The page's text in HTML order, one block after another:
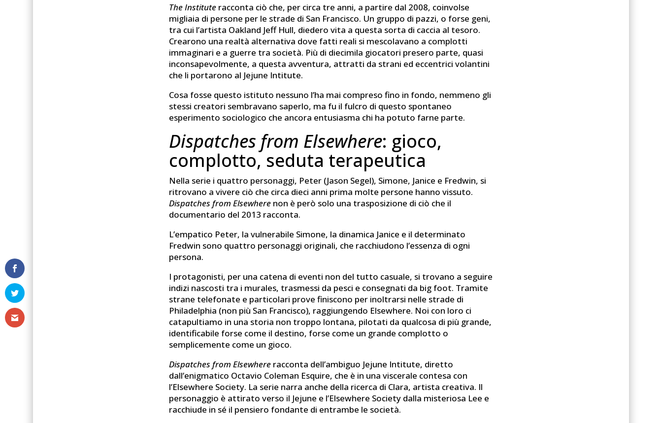
The Institute racconta ciò che, per circa tre anni, a partire dal 2008, coinvolse
migliaia di persone per le strade di San Francisco. Un gruppo di pazzi, o forse geni,
tra cui l’artista Oakland Jeff Hull, diedero vita a questa sorta di caccia al tesoro.
Crearono una realtà alternativa dove fatti reali si mescolavano a complotti
immaginari e a guerre tra società. Più di diecimila giocatori presero parte, quasi
inconsapevolmente, a questa avventura, attratti da strani ed eccentrici volantini
che li portarono al Jejune Intitute.
Cosa fosse questo istituto nessuno l’ha mai compreso fino in fondo, nemmeno gli
stessi creatori sembravano saperlo, ma fu il fulcro di questo spontaneo
esperimento sociologico che ancora entusiasma chi ha potuto farne parte.
Dispatches from Elsewhere: gioco,
complotto, seduta terapeutica
Nella serie i quattro personaggi, Peter (Jason Segel), Simone, Janice e Fredwin, si
ritrovano a vivere ciò che circa dieci anni prima molte persone hanno vissuto.
Dispatches from Elsewhere non è però solo una trasposizione di ciò che il
documentario del 2013 racconta.
L’empatico Peter, la vulnerabile Simone, la dinamica Janice e il determinato
Fredwin sono quattro personaggi originali, che racchiudono l’essenza di ogni
persona.
I protagonisti, per una catena di eventi non del tutto casuale, si trovano a seguire
indizi nascosti tra i murales, trasmessi da pesci e consegnati da big foot. Tramite
strane telefonate e particolari prove finiscono per inoltrarsi nelle strade di
Philadelphia (non più San Francisco), raggiungendo Elsewhere. Noi con loro ci
catapultiamo in una storia non troppo lontana, pilotati da qualcosa di più grande,
identificabile forse come il destino, forse come un grande complotto o
semplicemente come un gioco.
Dispatches from Elsewhere racconta dell’ambiguo Jejune Intitute, diretto
dall’enigmatico Octavio Coleman Esquire, che è in una viscerale contesa con
l’Elsewhere Society. La serie narra anche della ricerca di Clara, artista creativa. Il
personaggio è attirato verso il Jejune e l’Elsewhere Society dalla misteriosa Lee e
racchiude in sé il pensiero fondante di entrambe le società.